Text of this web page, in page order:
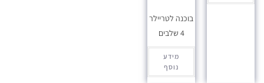
בוכנה לטריילר
מידע
נוסף